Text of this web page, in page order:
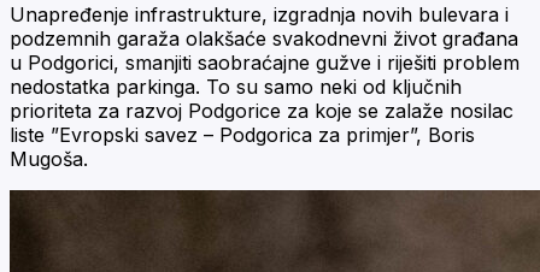
Unapređenje infrastrukture, izgradnja novih bulevara i
podzemnih garaža olakšaće svakodnevni život građana
u Podgorici, smanjiti saobraćajne gužve i riješiti problem
nedostatka parkinga. To su samo neki od ključnih
prioriteta za razvoj Podgorice za koje se zalaže nosilac
liste ”Evropski savez – Podgorica za primjer”, Boris
Mugoša.